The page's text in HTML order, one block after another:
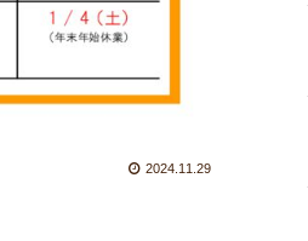
2024.11.29